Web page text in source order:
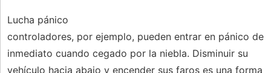
Lucha pánico
controladores, por ejemplo, pueden entrar en pánico de
inmediato cuando cegado por la niebla. Disminuir su
vehículo hacia abajo y encender sus faros es una forma